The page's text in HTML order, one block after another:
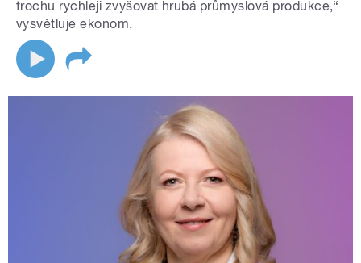
trochu rychleji zvyšovat hrubá průmyslová produkce,“
vysvětluje ekonom.